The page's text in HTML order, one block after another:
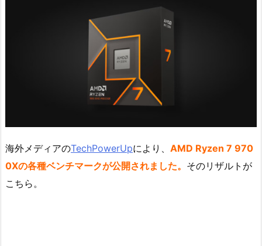
海外メディアのTechPowerUpにより、 AMD Ryzen 7 970
0Xの各種ベンチマークが公開されました。 そのリザルトが
こちら。